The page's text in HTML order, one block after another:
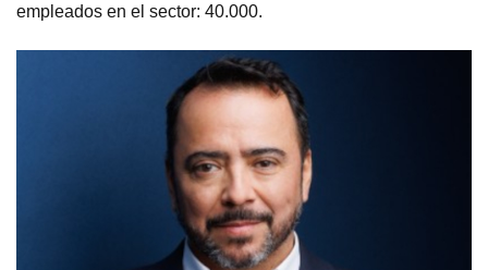
empleados en el sector: 40.000.